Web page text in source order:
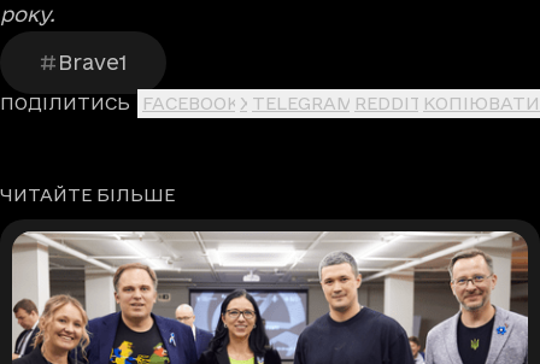
року.
Brave1
ПОДІЛИТИСЬ FACEBOOK X TELEGRAM REDDIT КОПІЮВАТИ
ЧИТАЙТЕ БІЛЬШЕ